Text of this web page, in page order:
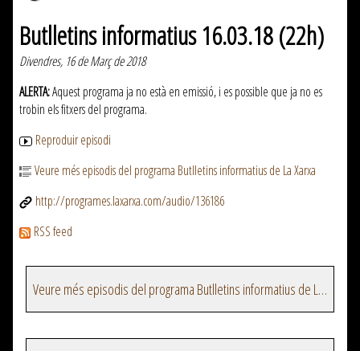
Butlletins informatius 16.03.18 (22h)
Divendres, 16 de Març de 2018
ALERTA:Aquest programa ja no està en emissió, i es possible que ja no es
trobin els fitxers del programa.
Reproduir episodi
Veure més episodis del programa Butlletins informatius de La Xarxa
http://programes.laxarxa.com/audio/136186
RSS feed
Veure més episodis del programa Butlletins informatius de La Xarxa